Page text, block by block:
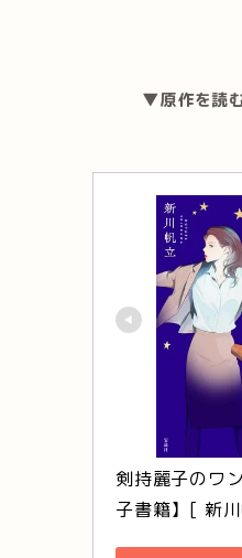
▼原作を読
剣持麗子のワ
子書籍】[ 新